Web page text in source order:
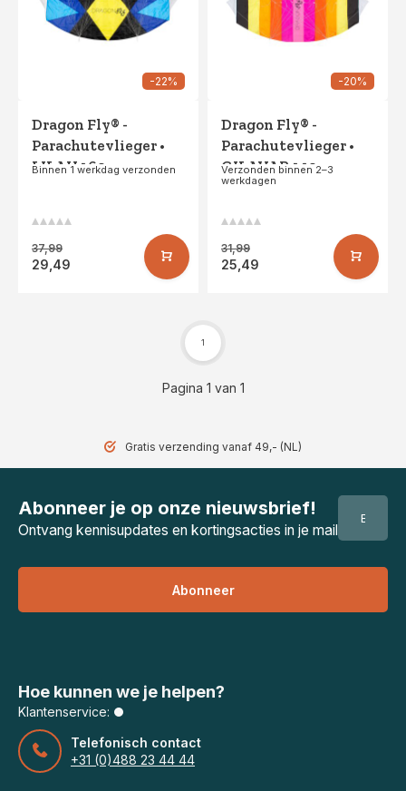
-22%
Dragon Fly® -
Parachutevlieger •
LILAH 160 •
Binnen 1 werkdag verzonden
37,99
29,49
-20%
Dragon Fly® -
Parachutevlieger •
GILAVAR 140 •
Roze/Oranje
Verzonden binnen 2–3
werkdagen
31,99
25,49
Pagina 1 van 1
1
Gratis verzending vanaf 49,- (NL)
Abonneer je op onze nieuwsbrief!
Ontvang kennisupdates en kortingsacties in je mail
Abonneer
Hoe kunnen we je helpen?
Klantenservice:
Telefonisch contact
+31 (0)488 23 44 44